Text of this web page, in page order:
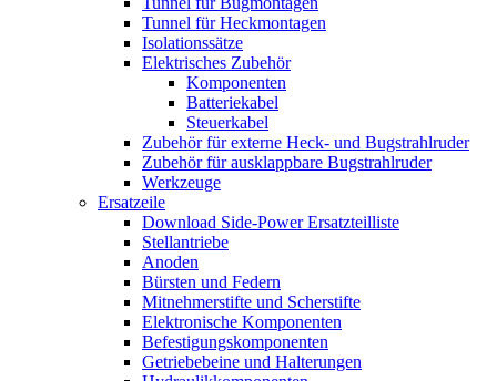
Tunnel für Heckmontagen
Isolationssätze
Elektrisches Zubehör
Komponenten
Batteriekabel
Steuerkabel
Zubehör für externe Heck- und Bugstrahlruder
Zubehör für ausklappbare Bugstrahlruder
Werkzeuge
Ersatzeile
Download Side-Power Ersatzteilliste
Stellantriebe
Anoden
Bürsten und Federn
Mitnehmerstifte und Scherstifte
Elektronische Komponenten
Befestigungskomponenten
Getriebebeine und Halterungen